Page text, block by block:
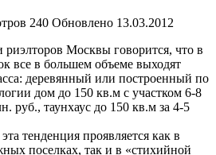
240 Обновлено 13.03.2012
Москвы говорится, что в
все в большем объеме выходят
деревянный или построенный по
дом до 150 кв.м с участком 6-8
руб., таунхаус до 150 кв.м за 4-5
тенденция проявляется как в
поселках, так и в «стихийной